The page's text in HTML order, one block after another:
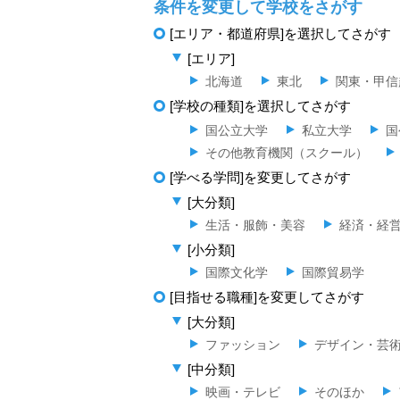
条件を変更して学校をさがす
[エリア・都道府県]を選択してさがす
[エリア]
北海道 東北 関東・甲
[学校の種類]を選択してさがす
国公立大学 私立大学
その他教育機関（スクール）
[学べる学問]を変更してさがす
[大分類]
生活・服飾・美容 経済・経
[小分類]
国際文化学 国際貿易学
[目指せる職種]を変更してさがす
[大分類]
ファッション デザイン・芸
[中分類]
映画・テレビ そのほか